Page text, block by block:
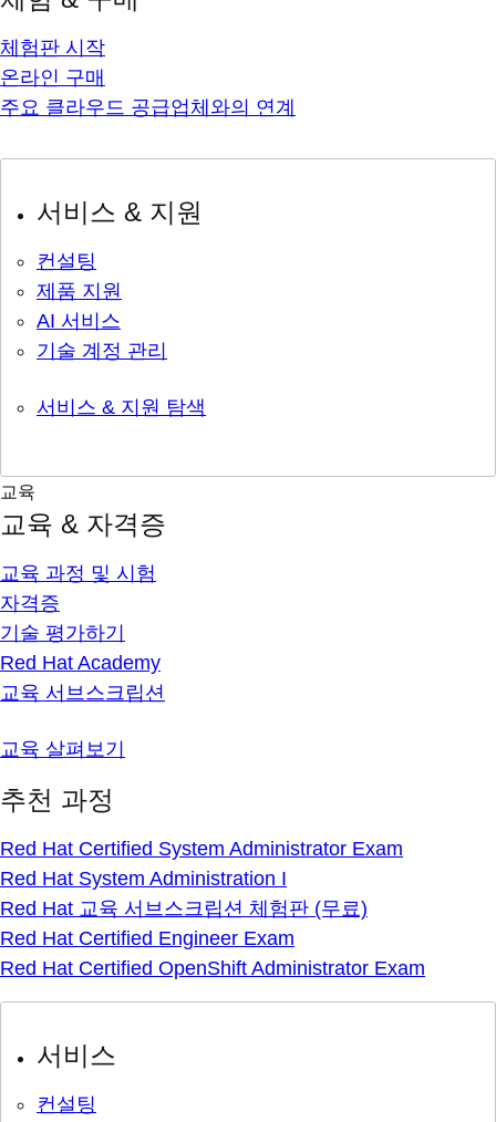
체험판 시작
온라인 구매
주요 클라우드 공급업체와의 연계
서비스 & 지원
컨설팅
제품 지원
AI 서비스
기술 계정 관리
서비스 & 지원 탐색
교육
교육 & 자격증
교육 과정 및 시험
자격증
기술 평가하기
Red Hat Academy
교육 서브스크립션
교육 살펴보기
추천 과정
Red Hat Certified System Administrator Exam
Red Hat System Administration I
Red Hat 교육 서브스크립션 체험판 (무료)
Red Hat Certified Engineer Exam
Red Hat Certified OpenShift Administrator Exam
서비스
컨설팅